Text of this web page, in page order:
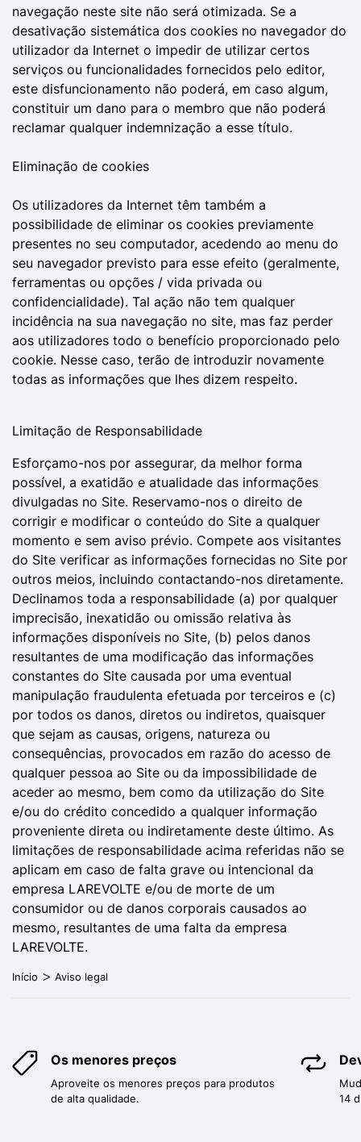
navegação neste site não será otimizada. Se a
desativação sistemática dos cookies no navegador do
utilizador da Internet o impedir de utilizar certos
serviços ou funcionalidades fornecidos pelo editor,
este disfuncionamento não poderá, em caso algum,
constituir um dano para o membro que não poderá
reclamar qualquer indemnização a esse título.
Eliminação de cookies
Os utilizadores da Internet têm também a
possibilidade de eliminar os cookies previamente
presentes no seu computador, acedendo ao menu do
seu navegador previsto para esse efeito (geralmente,
ferramentas ou opções / vida privada ou
confidencialidade). Tal ação não tem qualquer
incidência na sua navegação no site, mas faz perder
aos utilizadores todo o benefício proporcionado pelo
cookie. Nesse caso, terão de introduzir novamente
todas as informações que lhes dizem respeito.
Limitação de Responsabilidade
Esforçamo-nos por assegurar, da melhor forma
possível, a exatidão e atualidade das informações
divulgadas no Site. Reservamo-nos o direito de
corrigir e modificar o conteúdo do Site a qualquer
momento e sem aviso prévio. Compete aos visitantes
do Site verificar as informações fornecidas no Site por
outros meios, incluindo contactando-nos diretamente.
Declinamos toda a responsabilidade (a) por qualquer
imprecisão, inexatidão ou omissão relativa às
informações disponíveis no Site, (b) pelos danos
resultantes de uma modificação das informações
constantes do Site causada por uma eventual
manipulação fraudulenta efetuada por terceiros e (c)
por todos os danos, diretos ou indiretos, quaisquer
que sejam as causas, origens, natureza ou
consequências, provocados em razão do acesso de
qualquer pessoa ao Site ou da impossibilidade de
aceder ao mesmo, bem como da utilização do Site
e/ou do crédito concedido a qualquer informação
proveniente direta ou indiretamente deste último. As
limitações de responsabilidade acima referidas não se
aplicam em caso de falta grave ou intencional da
empresa LAREVOLTE e/ou de morte de um
consumidor ou de danos corporais causados ao
mesmo, resultantes de uma falta da empresa
LAREVOLTE.
Início Aviso legal
Os menores preços
Aproveite os menores preços para produtos
de alta qualidade.
14